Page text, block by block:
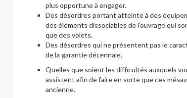
plus opportune à engager.
Des désordres portant atteinte à des
des éléments dissociables de l’ouvrage qui
que des volets.
Des désordres qui ne présentent pas le
de la garantie décennale.
Quelles que soient les difficultés auxquels
assistent afin de faire en sorte que ces
ancienne.